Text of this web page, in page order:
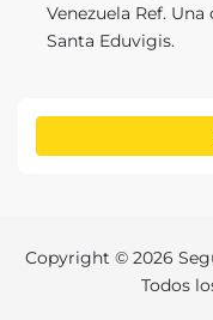
Venezuela Ref.
Santa Eduvigis.
Copyright © 2026
Todos